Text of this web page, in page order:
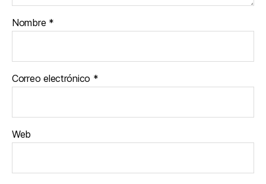
Nombre *
Correo electrónico *
Web